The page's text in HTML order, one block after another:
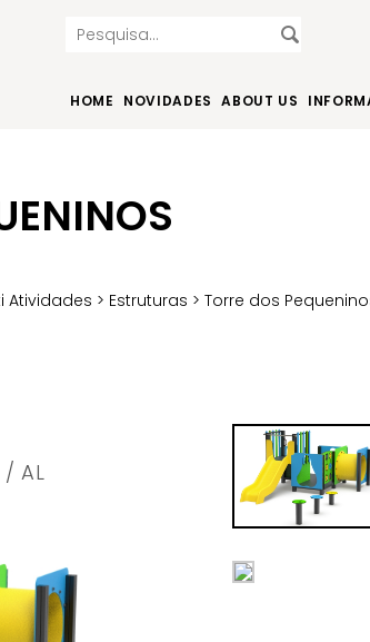
HOME NOVIDADES ABOUT US
Atividades > Estruturas > Torre dos
/ AL